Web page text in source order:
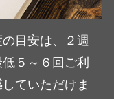
目安は、２週
５～６回ご利
ていただけま